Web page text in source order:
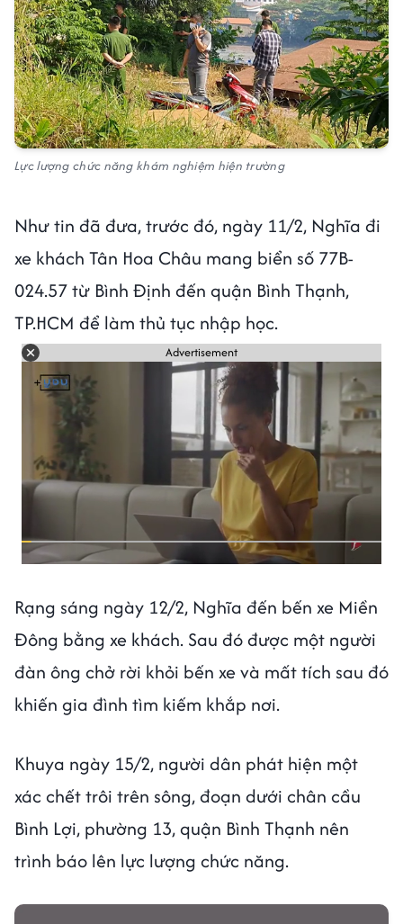
Lực lượng chức năng khám nghiệm hiện trường
Như tin đã đưa, trước đó, ngày 11/2, Nghĩa đi
xe khách Tân Hoa Châu mang biển số 77B-
024.57 từ Bình Định đến quận Bình Thạnh,
TP.HCM để làm thủ tục nhập học.
Advertisement
Rạng sáng ngày 12/2, Nghĩa đến bến xe Miền
Đông bằng xe khách. Sau đó được một người
đàn ông chở rời khỏi bến xe và mất tích sau đó
khiến gia đình tìm kiếm khắp nơi.
Khuya ngày 15/2, người dân phát hiện một
xác chết trôi trên sông, đoạn dưới chân cầu
Bình Lợi, phường 13, quận Bình Thạnh nên
trình báo lên lực lượng chức năng.